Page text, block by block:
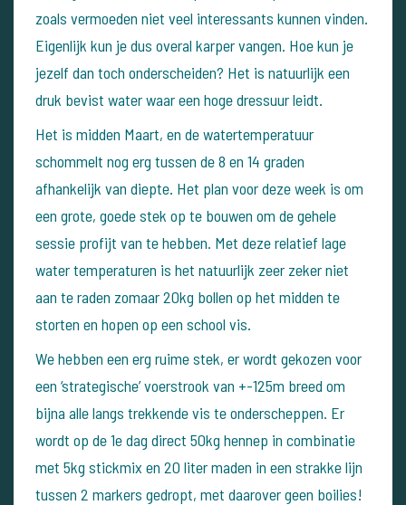
zoals vermoeden niet veel interessants kunnen vinden.
Eigenlijk kun je dus overal karper vangen. Hoe kun je
jezelf dan toch onderscheiden? Het is natuurlijk een
druk bevist water waar een hoge dressuur leidt.
Het is midden Maart, en de watertemperatuur
schommelt nog erg tussen de 8 en 14 graden
afhankelijk van diepte. Het plan voor deze week is om
een grote, goede stek op te bouwen om de gehele
sessie profijt van te hebben. Met deze relatief lage
water temperaturen is het natuurlijk zeer zeker niet
aan te raden zomaar 20kg bollen op het midden te
storten en hopen op een school vis.
We hebben een erg ruime stek, er wordt gekozen voor
een ‘strategische’ voerstrook van +-125m breed om
bijna alle langs trekkende vis te onderscheppen. Er
wordt op de 1e dag direct 50kg hennep in combinatie
met 5kg stickmix en 20 liter maden in een strakke lijn
tussen 2 markers gedropt, met daarover geen boilies!